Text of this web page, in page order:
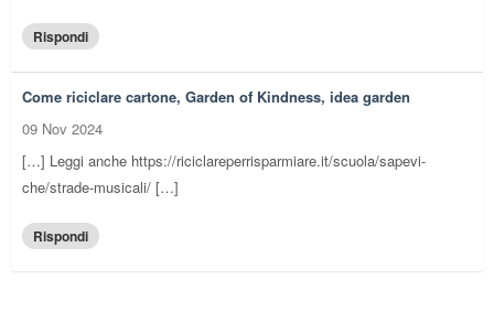
Rispondi
Come riciclare cartone, Garden of Kindness, idea garden
09 Nov 2024
[…] Leggi anche https://riciclareperrisparmiare.it/scuola/sapevi-
che/strade-musicali/ […]
Rispondi